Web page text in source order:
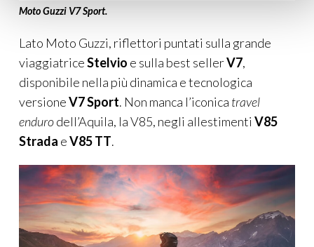
Moto Guzzi V7 Sport.
Lato Moto Guzzi, riflettori puntati sulla grande
viaggiatriceStelvio e sulla best sellerV7,
disponibile nella più dinamica e tecnologica
versioneV7 Sport. Non manca l’iconica travel
endurodell’Aquila, la V85, negli allestimentiV85
Strada eV85 TT.